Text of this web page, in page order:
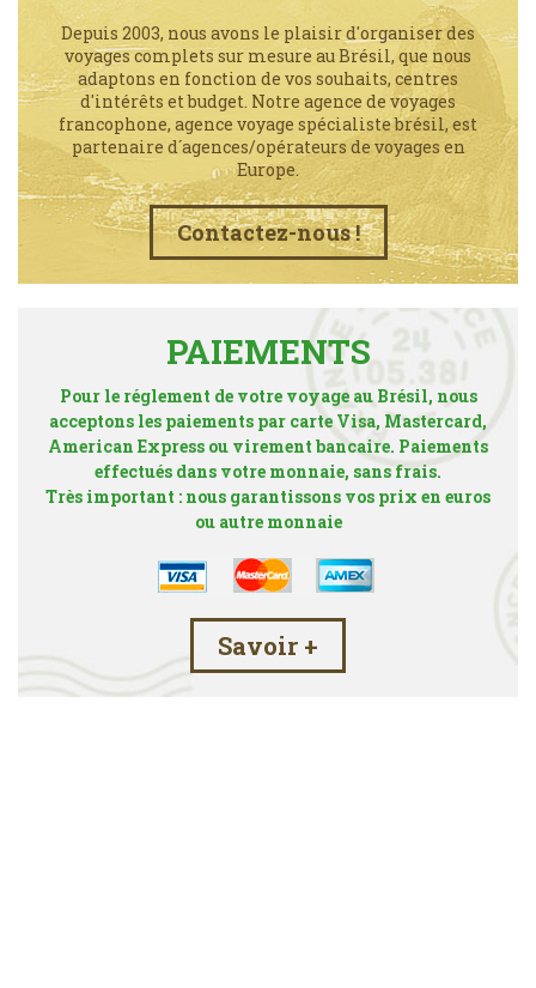
Depuis 2003, nous avons le plaisir d'organiser des
voyages complets sur mesure au Brésil, que nous
adaptons en fonction de vos souhaits, centres
d'intérêts et budget. Notre agence de voyages
francophone, agence voyage spécialiste brésil, est
partenaire d´agences/opérateurs de voyages en
Europe.
Contactez-nous !
PAIEMENTS
Pour le réglement de votre voyage au Brésil, nous
acceptons les paiements par carte Visa, Mastercard,
American Express ou virement bancaire. Paiements
effectués dans votre monnaie, sans frais.
Très important : nous garantissons vos prix en euros
ou autre monnaie
Savoir +